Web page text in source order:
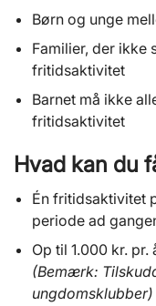
Børn og unge
Familier, der ikke
fritidsaktivitet
Barnet må ikke
fritidsaktivitet
Hvad kan du
Én fritidsaktivitet
periode ad
Op til 1.000 kr. pr.
(Bemærk:
ungdomsklubber)